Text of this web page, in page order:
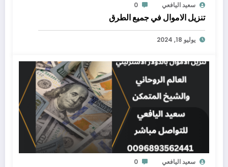
سعيد اليافعي 0
تنزيل الاموال في جميع الطرق
يوليو 18, 2024
سعيد اليافعي 0